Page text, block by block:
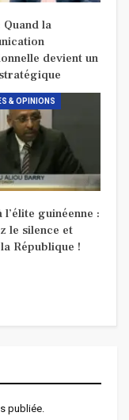
Quand la
devient un
& OPINIONS
l’élite guinéenne :
le silence et
République !
publiée.